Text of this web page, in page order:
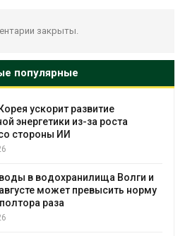
закрыты.
популярные
ускорит развитие
энергетики из-за роста
стороны ИИ
в водохранилища Волги и
может превысить норму
раза